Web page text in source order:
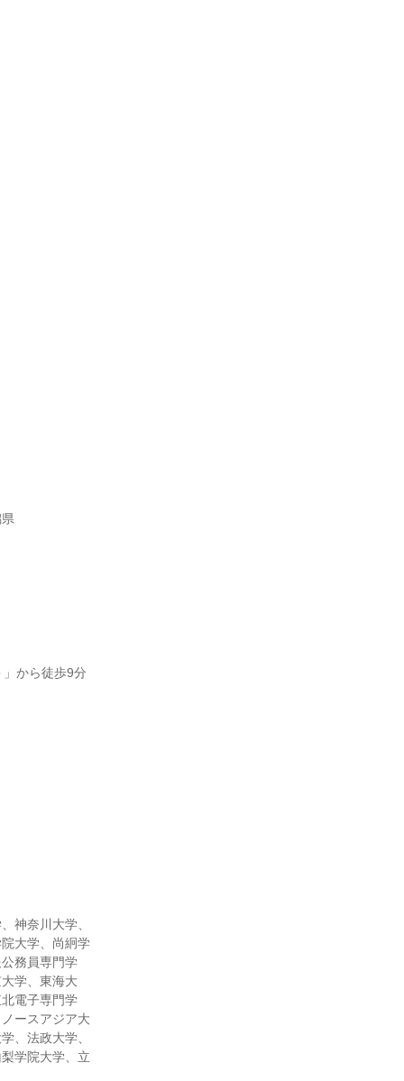
から徒歩9分
神奈川大学、
大学、尚絅学
務員専門学
学、東海大
電子専門学
ースアジア大
、法政大学、
学院大学、立